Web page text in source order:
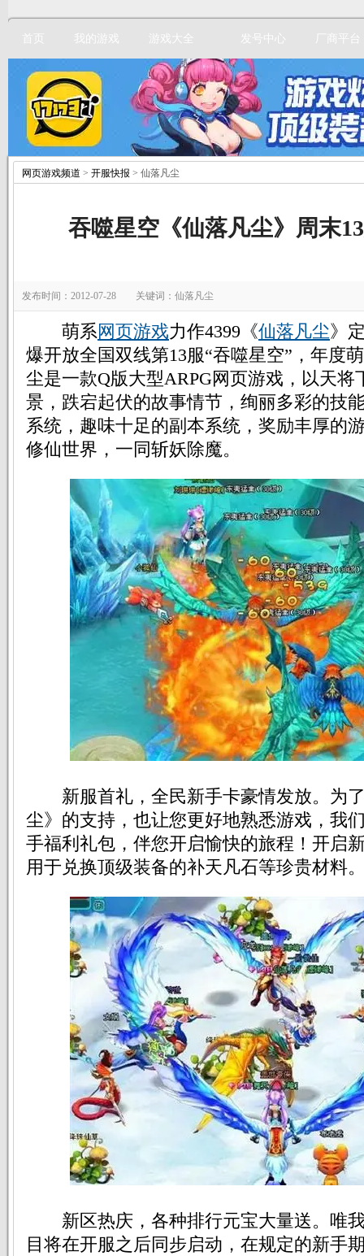
首页 我的游戏 游戏大全 发号中心 厂商平台
网页游戏频道 > 开服快报 > 仙落凡尘
吞噬星空《仙落凡尘》周末
发布时间：2012-07-28 关键词：仙落凡尘
萌系网页游戏力作4399《仙落凡尘》
爆开放全国双线第13服“吞噬星空”，年度
尘是一款Q版大型ARPG网页游戏，以天将
景，跌宕起伏的故事情节，绚丽多彩的技
系统，趣味十足的副本系统，奖励丰厚的
修仙世界，一同斩妖除魔。
新服首礼，全民新手卡豪情发放。为
尘》的支持，也让您更好地熟悉游戏，我
手福利礼包，伴您开启愉快的旅程！开启
用于兑换顶级装备的补天凡石等珍贵材料
新区热庆，各种排行元宝大量送。唯
目将在开服之后同步启动，在规定的新手
立即注册